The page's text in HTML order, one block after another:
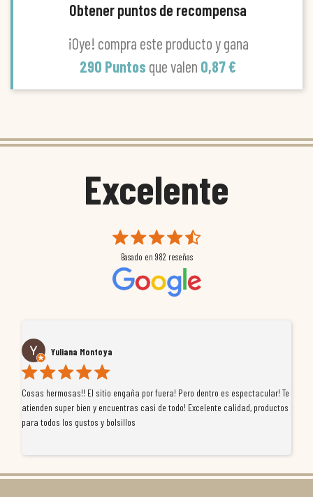
Obtener puntos de recompensa
¡Oye! compra este producto y gana
290 Puntos que valen 0,87 €
Excelente
Basado en 982 reseñas
Yuliana Montoya
Cosas hermosas!! El sitio engaña por fuera! Pero dentro es espectacular! Te
atienden super bien y encuentras casi de todo! Excelente calidad, productos
para todos los gustos y bolsillos